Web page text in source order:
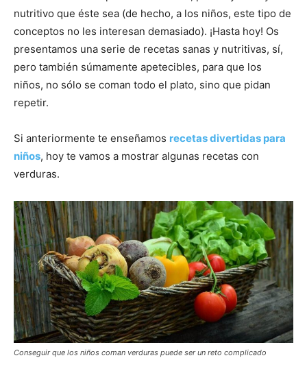
nutritivo que éste sea (de hecho, a los niños, este tipo de
conceptos no les interesan demasiado). ¡Hasta hoy! Os
presentamos una serie de recetas sanas y nutritivas, sí,
pero también súmamente apetecibles, para que los
niños, no sólo se coman todo el plato, sino que pidan
repetir.
Si anteriormente te enseñamos recetas divertidas para
niños, hoy te vamos a mostrar algunas recetas con
verduras.
Conseguir que los niños coman verduras puede ser un reto complicado